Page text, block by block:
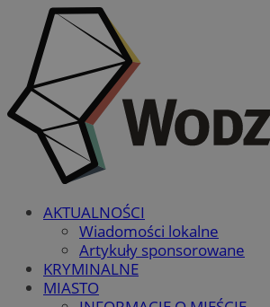
AKTUALNOŚCI
Wiadomości lokalne
Artykuły sponsorowane
KRYMINALNE
MIASTO